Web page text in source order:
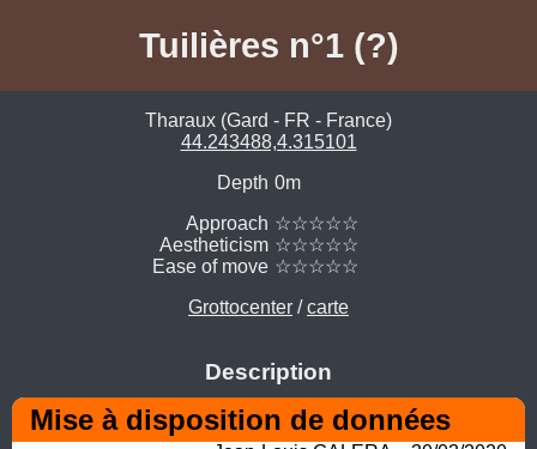
Tuilières n°1 (?)
Tharaux (Gard - FR - France)
44.243488,4.315101
Depth 0m
Approach ☆☆☆☆☆
Aestheticism ☆☆☆☆☆
Ease of move ☆☆☆☆☆
Grottocenter /carte
Description
Mise à disposition de données